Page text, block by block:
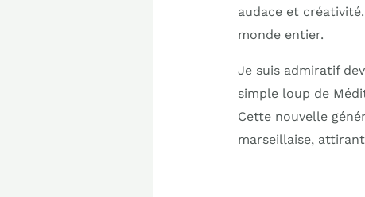
audace et
monde entier.
Je suis admiratif
simple loup de
Cette nouvelle
marseillaise,